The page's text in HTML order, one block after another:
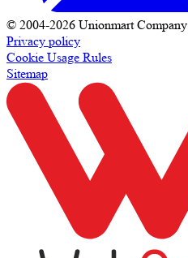
© 2004-2026 Unionmart Company
Privacy policy
Cookie Usage Rules
Sitemap